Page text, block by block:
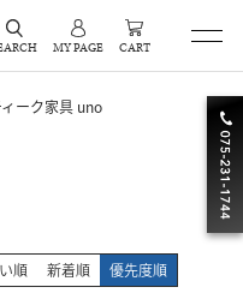
MY PAGE CART
ーク家具 uno
順 新着順 優先度順